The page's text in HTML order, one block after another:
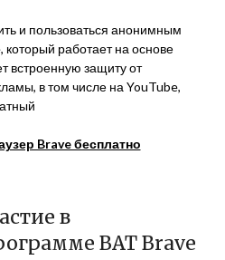
и пользоваться анонимным
работает на основе
встроенную защиту от
в том числе на YouTube,
Brave бесплатно
в
BAT Brave